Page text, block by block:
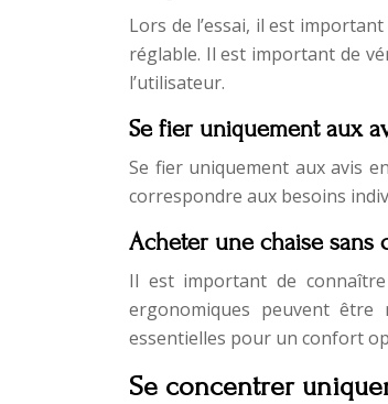
Lors de l’essai, il est
réglable. Il est important de
l’utilisateur.
Se fier uniquement aux
Se fier uniquement aux avis
correspondre aux besoins
Acheter une chaise sans
Il est important de
ergonomiques peuvent
essentielles pour un confort
Se concentrer